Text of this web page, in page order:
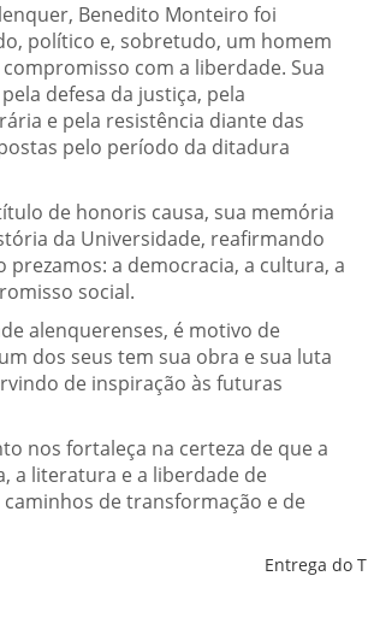
Benedito Monteiro foi
político e, sobretudo, um homem
com a liberdade. Sua
defesa da justiça, pela
e pela resistência diante das
pelo período da ditadura
de honoris causa, sua memória
da Universidade, reafirmando
prezamos: a democracia, a cultura, a
social.
alenquerenses, é motivo de
dos seus tem sua obra e sua luta
de inspiração às futuras
nos fortaleça na certeza de que a
a literatura e a liberdade de
de transformação e de